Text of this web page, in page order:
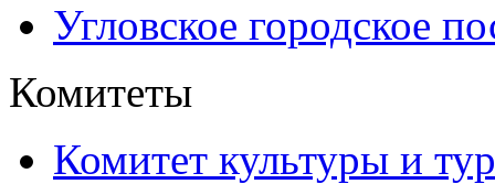
Угловское городское
Комитеты
Комитет культуры и